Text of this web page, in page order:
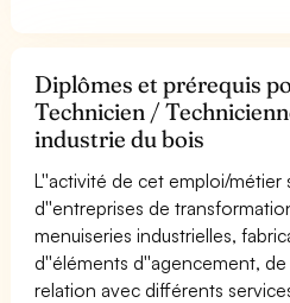
Diplômes et prérequis
Technicien /
industrie du bois
L''activité de cet emploi/métier
d''entreprises de
menuiseries industrielles,
d''éléments d''agencement,
relation avec différents